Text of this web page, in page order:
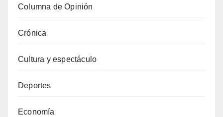
Columna de Opinión
Crónica
Cultura y espectáculo
Deportes
Economía